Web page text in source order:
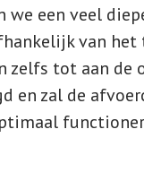
we een veel
van
zelfs tot aan de
en zal de